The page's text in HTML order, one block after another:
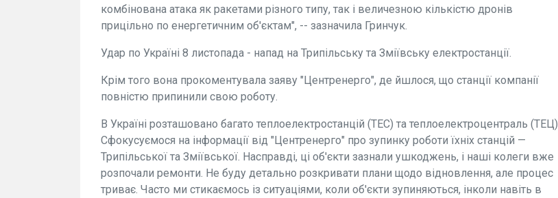
комбінована атака як ракетами різного типу, так і величезною кількістю дронів
прицільно по енергетичним об'єктам", -- зазначила Гринчук.
Удар по Україні 8 листопада - напад на Трипільську та Зміївську електростанції.
Крім того вона прокоментувала заяву "Центренерго", де йшлося, що станції компанії
повністю припинили свою роботу.
В Україні розташовано багато теплоелектростанцій (ТЕС) та теплоелектроцентраль (ТЕЦ).
Сфокусуємося на інформації від "Центренерго" про зупинку роботи їхніх станцій —
Трипільської та Зміївської. Насправді, ці об'єкти зазнали ушкоджень, і наші колеги вже
розпочали ремонти. Не буду детально розкривати плани щодо відновлення, але процес
триває. Часто ми стикаємось із ситуаціями, коли об'єкти зупиняються, інколи навіть в